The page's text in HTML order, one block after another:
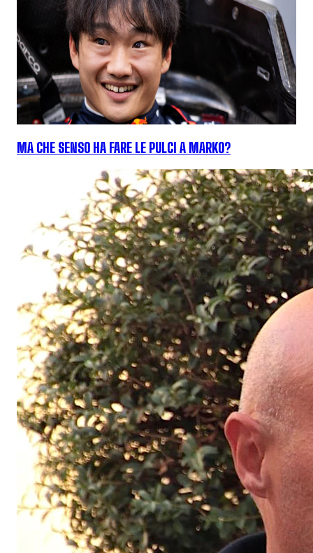
MA CHE SENSO HA FARE LE PULCI A MARKO?